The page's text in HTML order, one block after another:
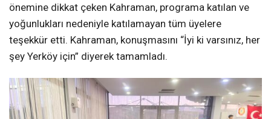
önemine dikkat çeken Kahraman, programa katılan ve
yoğunlukları nedeniyle katılamayan tüm üyelere
teşekkür etti. Kahraman, konuşmasını “İyi ki varsınız, her
şey Yerköy için” diyerek tamamladı.